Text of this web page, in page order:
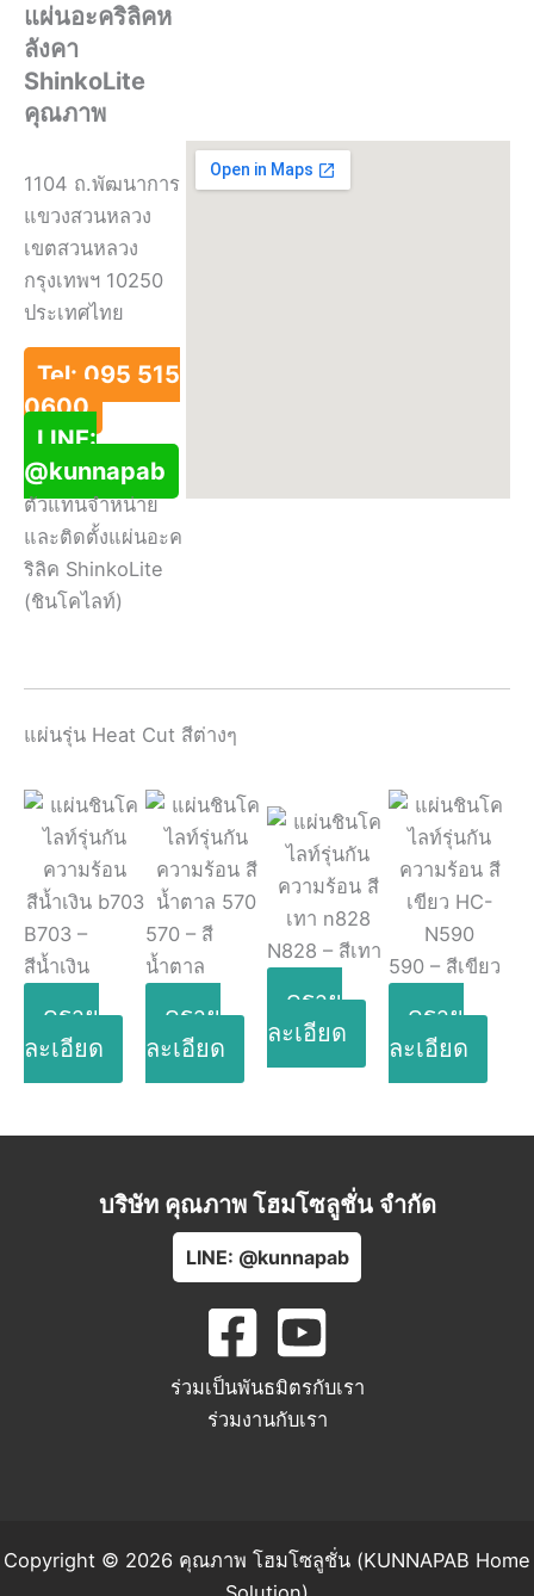
แผ่นอะคริลิคห
ลังคา
ShinkoLite
คุณภาพ
1104 ถ.พัฒนาการ
แขวงสวนหลวง
เขตสวนหลวง
กรุงเทพฯ 10250
ประเทศไทย
Tel: 095 515
0600
LINE:
@kunnapab
ตัวแทนจำหน่าย
และติดตั้งแผ่นอะค
ริลิค ShinkoLite
(ชินโคไลท์)
แผ่นรุ่น Heat Cut สีต่างๆ
B703 –
สีน้ำเงิน
ดูราย
ละเอียด
570 – สี
น้ำตาล
ดูราย
ละเอียด
N828 – สีเทา
ดูราย
ละเอียด
590 – สีเขียว
ดูราย
ละเอียด
บริษัท คุณภาพ โฮมโซลูชั่น จำกัด
LINE: @kunnapab
ร่วมเป็นพันธมิตรกับเรา
ร่วมงานกับเรา
Copyright © 2026 คุณภาพ โฮมโซลูชั่น (KUNNAPAB Home